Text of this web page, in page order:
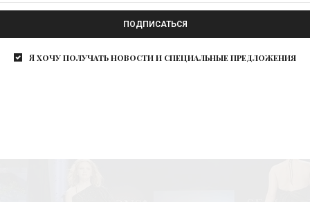
ПОДПИСАТЬСЯ
Я хочу получать новости и специальные предложения